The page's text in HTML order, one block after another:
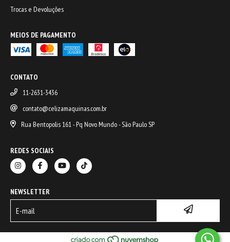
Trocas e Devoluções
MEIOS DE PAGAMENTO
CONTATO
11-2631-3436
contato@celizamaquinas.com.br
Rua Bentopolis 161 - Pq Novo Mundo - São Paulo SP
REDES SOCIAIS
NEWSLETTER